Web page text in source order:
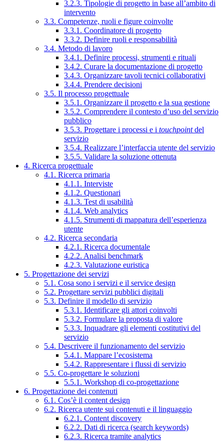
3.2.3. Tipologie di progetto in base all’ambito di
intervento
3.3. Competenze, ruoli e figure coinvolte
3.3.1. Coordinatore di progetto
3.3.2. Definire ruoli e responsabilità
3.4. Metodo di lavoro
3.4.1. Definire processi, strumenti e rituali
3.4.2. Curare la documentazione di progetto
3.4.3. Organizzare tavoli tecnici collaborativi
3.4.4. Prendere decisioni
3.5. Il processo progettuale
3.5.1. Organizzare il progetto e la sua gestione
3.5.2. Comprendere il contesto d’uso del servizio
pubblico
3.5.3. Progettare i processi e i touchpointdel
servizio
3.5.4. Realizzare l’interfaccia utente del servizio
3.5.5. Validare la soluzione ottenuta
4. Ricerca progettuale
4.1. Ricerca primaria
4.1.1. Interviste
4.1.2. Questionari
4.1.3. Test di usabilità
4.1.4. Web analytics
4.1.5. Strumenti di mappatura dell’esperienza
utente
4.2. Ricerca secondaria
4.2.1. Ricerca documentale
4.2.2. Analisi benchmark
4.2.3. Valutazione euristica
5. Progettazione dei servizi
5.1. Cosa sono i servizi e il service design
5.2. Progettare servizi pubblici digitali
5.3. Definire il modello di servizio
5.3.1. Identificare gli attori coinvolti
5.3.2. Formulare la proposta di valore
5.3.3. Inquadrare gli elementi costitutivi del
servizio
5.4. Descrivere il funzionamento del servizio
5.4.1. Mappare l’ecosistema
5.4.2. Rappresentare i flussi di servizio
5.5. Co-progettare le soluzioni
5.5.1. Workshop di co-progettazione
6. Progettazione dei contenuti
6.1. Cos’è il content design
6.2. Ricerca utente sui contenuti e il linguaggio
6.2.1. Content discovery
6.2.2. Dati di ricerca (search keywords)
6.2.3. Ricerca tramite analytics